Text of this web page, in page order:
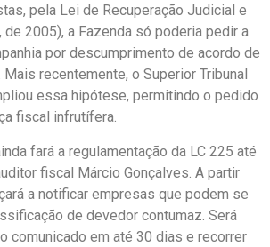
pela Lei de Recuperação Judicial e
de 2005), a Fazenda só poderia pedir a
por descumprimento de acordo de
recentemente, o Superior Tribunal
essa hipótese, permitindo o pedido
fiscal infrutífera.
fará a regulamentação da LC 225 até
fiscal Márcio Gonçalves. A partir
a notificar empresas que podem se
de devedor contumaz. Será
comunicado em até 30 dias e recorrer